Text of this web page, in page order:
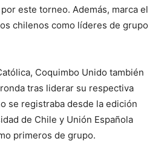
este torneo. Además, marca el
chilenos como líderes de grupo
Coquimbo Unido también
tras liderar su respectiva
se registraba desde la edición
de Chile y Unión Española
primeros de grupo.